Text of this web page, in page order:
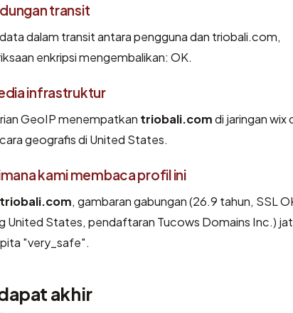
transit
dalam transit antara pengguna dan triobali.com,
enkripsi mengembalikan: OK.
infrastruktur
GeoIP menempatkan triobali.comdi jaringan wix
geografis di United States.
kami membaca profil ini
triobali.com, gambaran gabungan (26.9 tahun, SSL
United States, pendaftaran Tucows Domains Inc.)
"very_safe".
akhir